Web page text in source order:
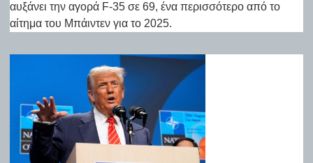
αυξάνει την αγορά F-35 σε 69, ένα περισσότερο από το
αίτημα του Μπάιντεν για το 2025.